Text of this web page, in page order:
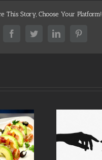
This Story, Choose Your Platform!
FacebookTwitterLinkedInPinterest
間